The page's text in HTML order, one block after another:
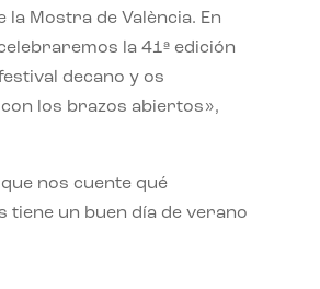
la Mostra de València. En
la 41ª edición
decano y os
los brazos abiertos»,
nos cuente qué
tiene un buen día de verano